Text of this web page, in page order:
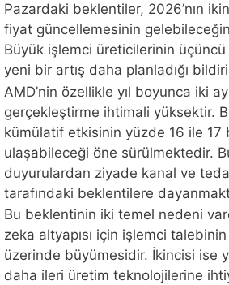
Pazardaki beklentiler, 2026’nın
fiyat güncellemesinin
Büyük işlemci üreticilerinin üçüncü
yeni bir artış daha planladığı
AMD’nin özellikle yıl boyunca iki
gerçekleştirme ihtimali yüksektir.
kümülatif etkisinin yüzde 16 ile 17
ulaşabileceği öne sürülmektedir.
duyurulardan ziyade kanal ve
tarafındaki beklentilere
Bu beklentinin iki temel nedeni
zeka altyapısı için işlemci
üzerinde büyümesidir. İkincisi ise
daha ileri üretim teknolojilerine